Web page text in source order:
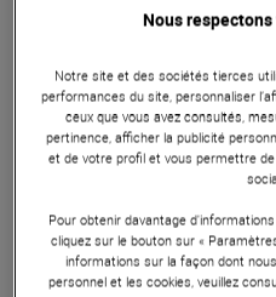
Nous
Notre site et des sociétés tierces
performances du site, personnaliser
ceux que vous avez consultés,
pertinence, afficher la publicité
et de votre profil et vous permettre
Pour obtenir davantage
cliquez sur le bouton sur «
informations sur la façon dont
personnel et les cookies, veuillez